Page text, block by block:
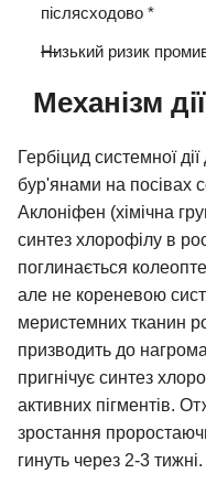
післясходово *
Низький ризик
Механізм
Гербіцид системної
бур'янами на посівах
Аклоніфен (хімічна
синтез хлорофілу в
поглинається
але не кореневою
меристемних тканин
призводить до
пригнічує синтез
активних пігментів.
зростання
гинуть через 2-3 тижні.